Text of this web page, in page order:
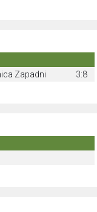
Zapadni 3:8